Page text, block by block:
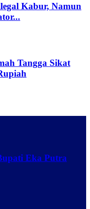
Kabur, Namun
Tangga Sikat
Eka Putra